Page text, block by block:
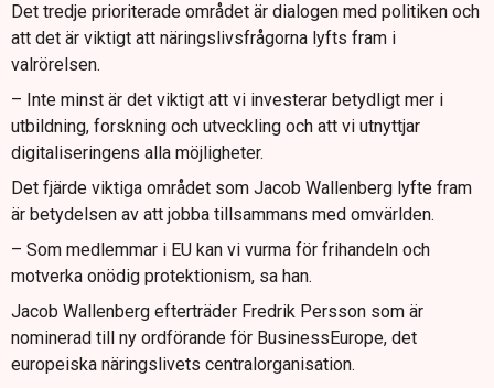
Det tredje prioriterade området är dialogen med politiken och
att det är viktigt att näringslivsfrågorna lyfts fram i
valrörelsen.
– Inte minst är det viktigt att vi investerar betydligt mer i
utbildning, forskning och utveckling och att vi utnyttjar
digitaliseringens alla möjligheter.
Det fjärde viktiga området som Jacob Wallenberg lyfte fram
är betydelsen av att jobba tillsammans med omvärlden.
– Som medlemmar i EU kan vi vurma för frihandeln och
motverka onödig protektionism, sa han.
Jacob Wallenberg efterträder Fredrik Persson som är
nominerad till ny ordförande för BusinessEurope, det
europeiska näringslivets centralorganisation.